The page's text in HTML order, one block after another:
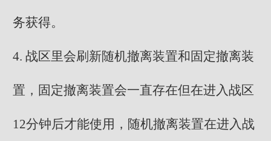
务获得。
4. 战区里会刷新随机撤离装置和固定撤离装
置，固定撤离装置会一直存在但在进入战区
12分钟后才能使用，随机撤离装置在进入战